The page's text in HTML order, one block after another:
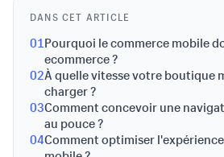
DANS CET ARTICLE
01Pourquoi le commerce mobile
ecommerce ?
02À quelle vitesse votre boutique
charger ?
03Comment concevoir une
au pouce ?
04Comment optimiser